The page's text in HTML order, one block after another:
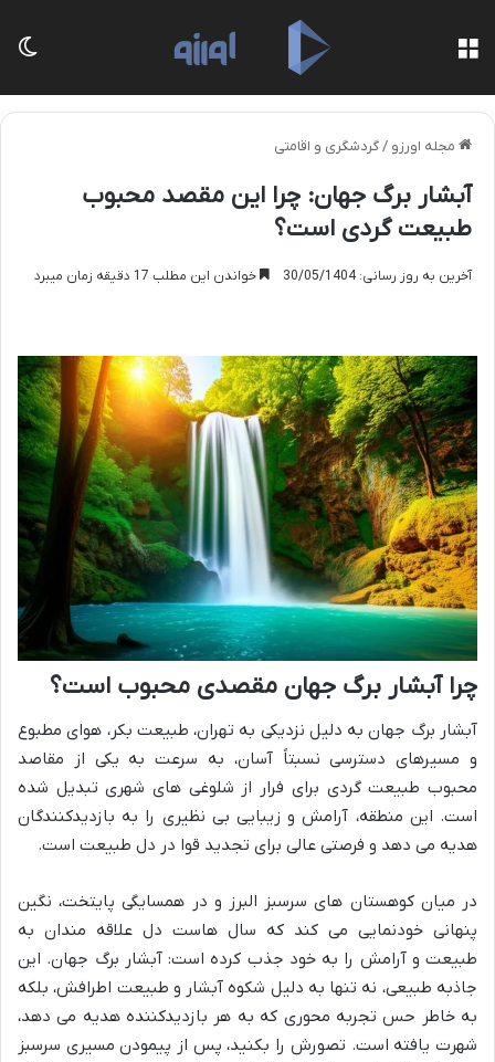
مجله اورزو /گردشگری و اقامتی
آبشار برگ جهان: چرا این مقصد محبوب
طبیعت گردی است؟
آخرین به روز رسانی: 30/05/1404 خواندن این مطلب 17 دقیقه زمان میبرد
چرا آبشار برگ جهان مقصدی محبوب است؟
آبشار برگ جهان به دلیل نزدیکی به تهران، طبیعت بکر، هوای مطبوع
و مسیرهای دسترسی نسبتاً آسان، به سرعت به یکی از مقاصد
محبوب طبیعت گردی برای فرار از شلوغی های شهری تبدیل شده
است. این منطقه، آرامش و زیبایی بی نظیری را به بازدیدکنندگان
هدیه می دهد و فرصتی عالی برای تجدید قوا در دل طبیعت است.
در میان کوهستان های سرسبز البرز و در همسایگی پایتخت، نگین
پنهانی خودنمایی می کند که سال هاست دل علاقه مندان به
طبیعت و آرامش را به خود جذب کرده است: آبشار برگ جهان. این
جاذبه طبیعی، نه تنها به دلیل شکوه آبشار و طبیعت اطرافش، بلکه
به خاطر حس تجربه محوری که به هر بازدیدکننده هدیه می دهد،
شهرت یافته است. تصورش را بکنید، پس از پیمودن مسیری سرسبز